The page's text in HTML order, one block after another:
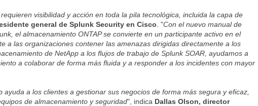
visibilidad y acción en toda la pila tecnológica, incluida la capa de
general de Splunk Security en Cisco . "Con el nuevo manual de
el almacenamiento ONTAP se convierte en un participante activo en el
a las organizaciones contener las amenazas dirigidas directamente a los
de NetApp a los flujos de trabajo de Splunk SOAR, ayudamos a
a colaborar de forma más fluida y a responder a los incidentes con mayor
a los clientes a gestionar sus negocios de forma más segura y eficaz,
de almacenamiento y seguridad", indica Dallas Olson, director